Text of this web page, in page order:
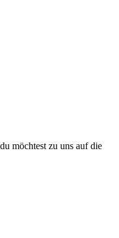
möchtest zu uns auf die